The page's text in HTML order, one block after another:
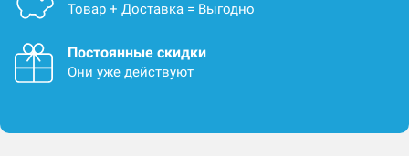
Товар + Доставка = Выгодно
Постоянные скидки
Они уже действуют